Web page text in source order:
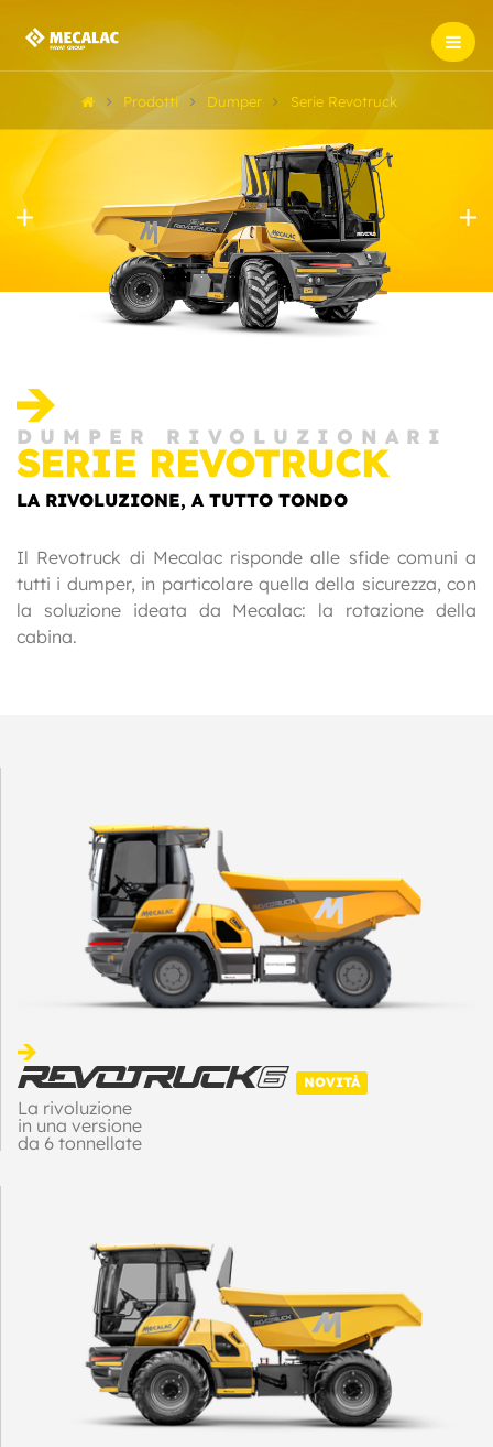
Prodotti Dumper Serie Revotruck
DUMPER RIVOLUZIONARI
SERIE REVOTRUCK
LA RIVOLUZIONE, A TUTTO TONDO
Il Revotruck di Mecalac risponde alle sfide comuni a
tutti i dumper, in particolare quella della sicurezza, con
la soluzione ideata da Mecalac: la rotazione della
cabina.
NOVITÀ
La rivoluzione
in una versione
da 6 tonnellate